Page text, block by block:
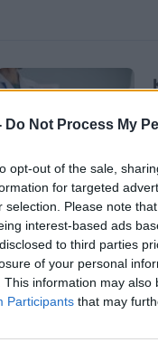
Do Not Process My
opt-out of the sale,
for targeted
selection. Please note
interest-based ads
to third parties
of your personal
This information may
Participants that may
να